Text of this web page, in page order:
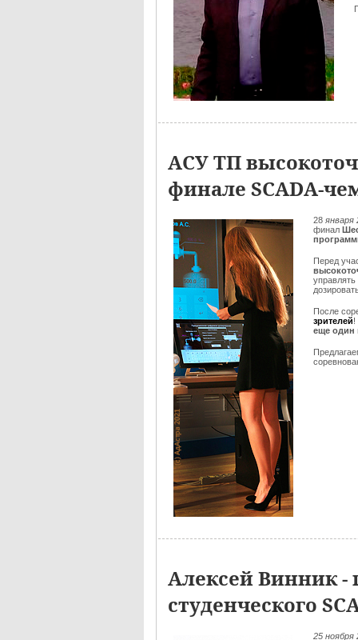
АСУ ТП
финале SCADA-
28 января
финал
Перед
После
зрителей!
еще один
Алексей Винник -
студенческого
25 ноября